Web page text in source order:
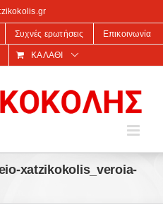
Συχνές ερωτήσεις Επικοινωνία
ΚΑΛΆΘΙ
xatzikokolis_veroia-